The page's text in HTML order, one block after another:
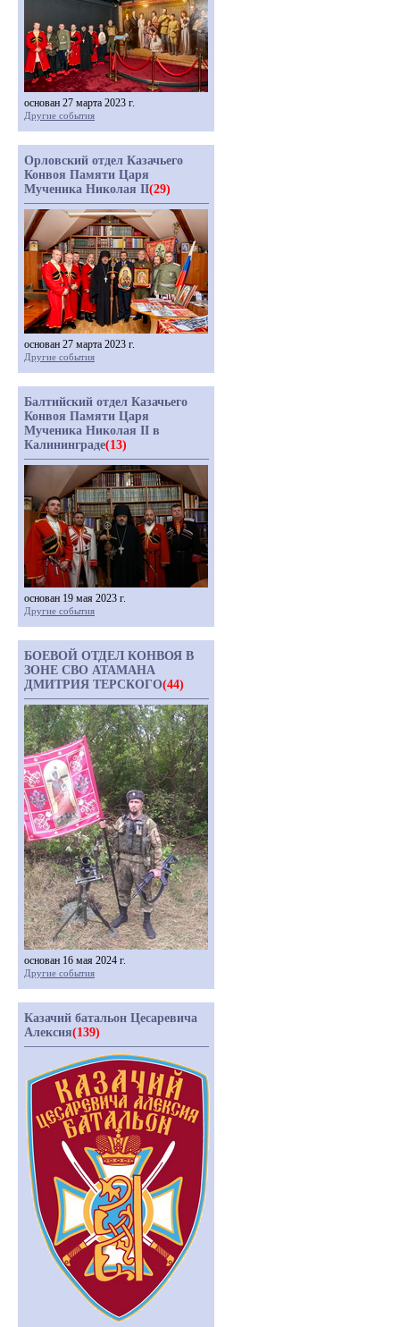
основан 27 марта 2023 г.
Другие события
Орловский отдел Казачьего
Конвоя Памяти Царя
Мученика Николая II(29)
основан 27 марта 2023 г.
Другие события
Балтийский отдел Казачьего
Конвоя Памяти Царя
Мученика Николая II в
Калининграде(13)
основан 19 мая 2023 г.
Другие события
БОЕВОЙ ОТДЕЛ КОНВОЯ В
ЗОНЕ СВО АТАМАНА
ДМИТРИЯ ТЕРСКОГО(44)
основан 16 мая 2024 г.
Другие события
Казачий батальон Цесаревича
Алексия(139)